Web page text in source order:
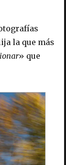
la que más
» que